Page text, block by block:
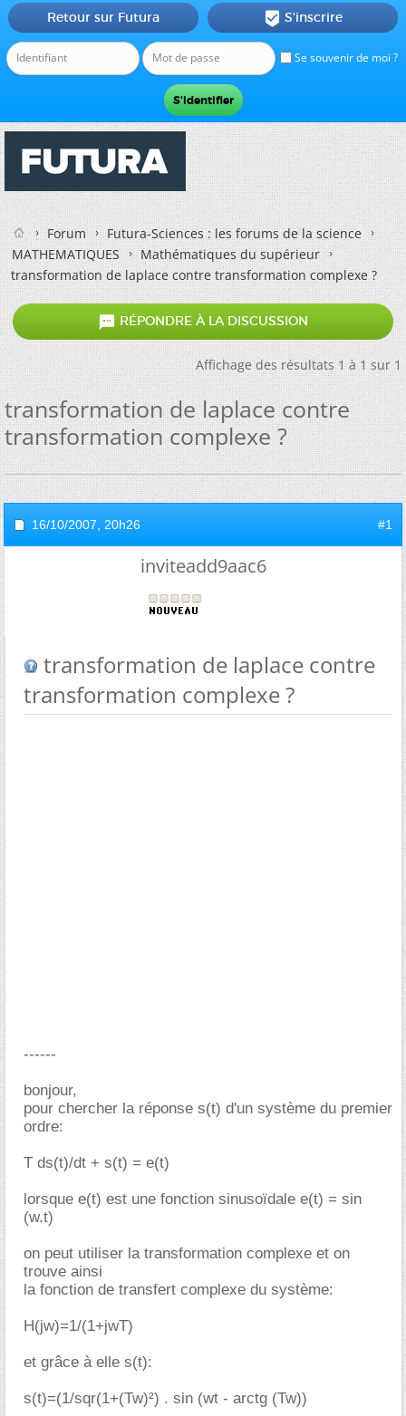
Se souvenir de moi ?
Retour sur Futura  S'inscrire
Forum
Futura-Sciences : les forums de la science
MATHEMATIQUES
Mathématiques du supérieur
transformation de laplace contre transformation complexe ?
 RÉPONDRE À LA DISCUSSION
Affichage des résultats 1 à 1 sur 1
transformation de laplace contre
transformation complexe ?
16/10/2007, 20h26 #1
inviteadd9aac6
transformation de laplace contre
transformation complexe ?
------
bonjour,
pour chercher la réponse s(t) d'un système du premier
ordre:
T ds(t)/dt + s(t) = e(t)
lorsque e(t) est une fonction sinusoïdale e(t) = sin
(w.t)
on peut utiliser la transformation complexe et on
trouve ainsi
la fonction de transfert complexe du système:
H(jw)=1/(1+jwT)
et grâce à elle s(t):
s(t)=(1/sqr(1+(Tw)²) . sin (wt - arctg (Tw))